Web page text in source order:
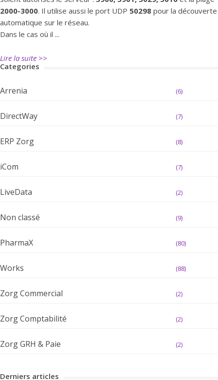
2000-3000. Il utilise aussi le port UDP 50298 pour la découverte
automatique sur le réseau.
Dans le cas où il ...
Lire la suite >>
Categories
Arrenia (6)
DirectWay (7)
ERP Zorg (8)
iCom (7)
LiveData (2)
Non classé (9)
PharmaX (80)
Works (88)
Zorg Commercial (2)
Zorg Comptabilité (2)
Zorg GRH & Paie (2)
Derniers articles